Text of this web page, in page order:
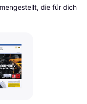
die für dich